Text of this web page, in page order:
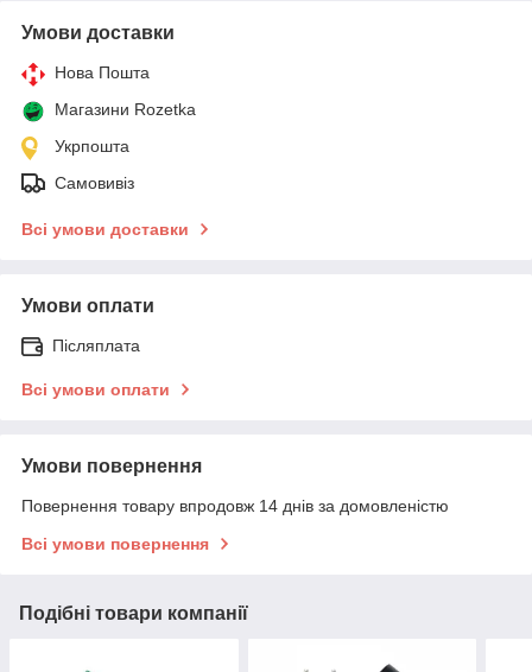
Умови доставки
Нова Пошта
Магазини Rozetka
Укрпошта
Самовивіз
Всі умови доставки
Умови оплати
Післяплата
Всі умови оплати
Умови повернення
Повернення товару впродовж 14 днів за домовленістю
Всі умови повернення
Подібні товари компанії